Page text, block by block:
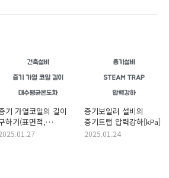
기 가열코일의 길이
하기(표면적,
수평균온도차)
증기보일러 설비의
증기트랩 압력강하[kPa]
2025.01.24